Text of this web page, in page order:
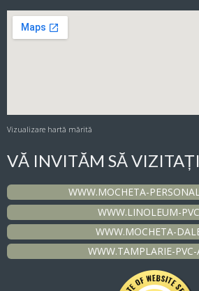
Vizualizare hartă mărită
VĂ INVITĂM SĂ
WWW.MOCHETA-
WWW.LINOLEUM-
WWW.MOCHETA-
WWW.TAMPLARIE-PVC-